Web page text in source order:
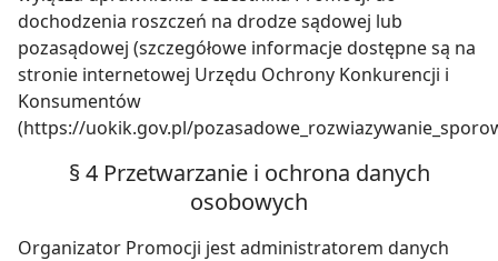
dochodzenia roszczeń na drodze sądowej lub
pozasądowej (szczegółowe informacje dostępne są na
stronie internetowej Urzędu Ochrony Konkurencji i
Konsumentów
(https://uokik.gov.pl/
§ 4 Przetwarzanie i ochrona danych
osobowych
Organizator Promocji jest administratorem danych